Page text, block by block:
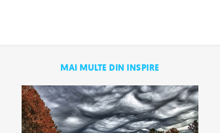
MAI MULTE DIN INSPIRE